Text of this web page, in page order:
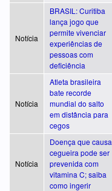
Notícia
BRASIL: Curitiba
lança jogo que
permite vivenciar
experiências de
pessoas com
deficiência
Notícia
Atleta brasileira
bate recorde
mundial do salto
em distância para
cegos
Notícia
Doença que causa
cegueira pode ser
prevenida com
vitamina C; saiba
como ingerir